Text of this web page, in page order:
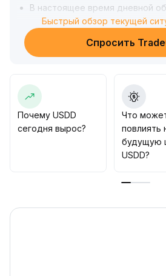
В настоящее время дневной
ценовой диапазон стабилен
9997–1
0001, привязка к доллару
С учетом постоянного уровня
выше 145% и поддержки
как WBTC, рекомендуется
внимание арбитражу и
позиций на фоне концентрации
Следует воспользоваться
имеющимися активами и
USDD оценку «умеренный
Быстрый обзор текущей
Спросить
Почему USDD
сегодня вырос?
Что
повлиять
будущую
USDD?